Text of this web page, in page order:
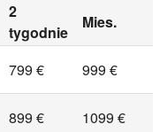
2
tygodnie
Mies.
799 €
999 €
899 €
1099 €